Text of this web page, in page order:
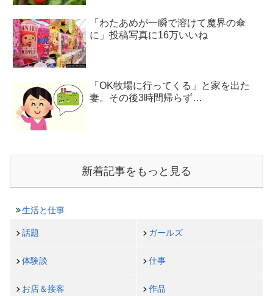
「わたあめが一瞬で溶けて魔界の傘
に」投稿写真に16万いいね
「OK牧場に行ってくる」と家を出た
妻。その後3時間帰らず…
新着記事をもっと見る
生活と仕事
話題 ガールズ
体験談 仕事
お店＆接客 作品